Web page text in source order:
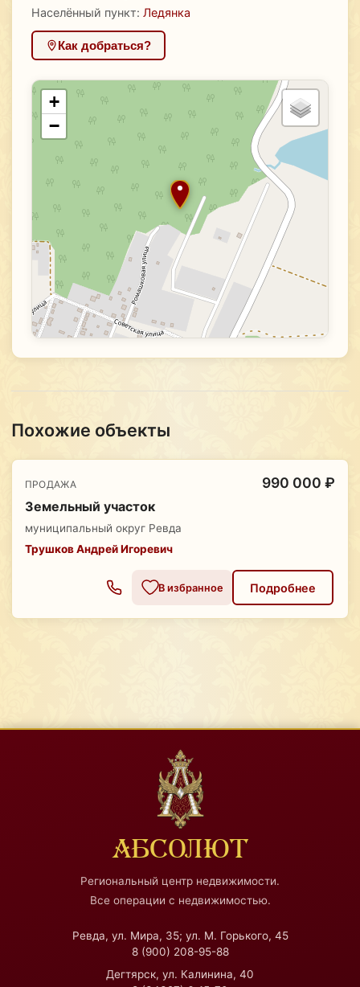
Населённый пункт: Ледянка
Как добраться?
+
−
Похожие объекты
ПРОДАЖА 990 000 ₽
Земельный участок
муниципальный округ Ревда
Трушков Андрей Игоревич
В избранное Подробнее
АБСОЛЮТ
Региональный центр недвижимости.
Все операции с недвижимостью.
Ревда, ул. Мира, 35; ул. М. Горького, 45
8 (900) 208-95-88
Дегтярск, ул. Калинина, 40